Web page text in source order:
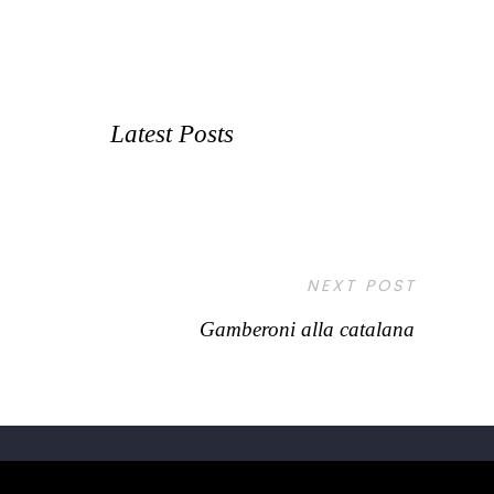
Latest Posts
NEXT POST
Gamberoni alla catalana